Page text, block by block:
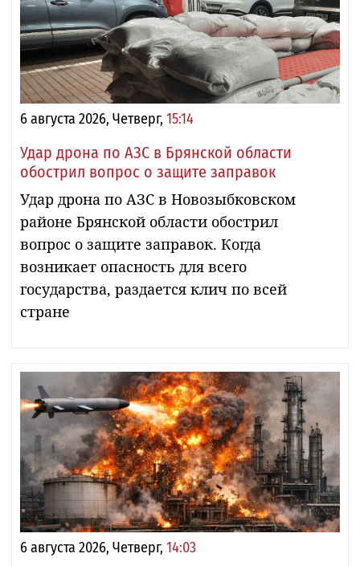
6 августа 2026, Четверг, 15:14
Удар дрона по АЗС в Брянской области
обострил вопрос о защите заправок
Удар дрона по АЗС в Новозыбковском
районе Брянской области обострил
вопрос о защите заправок. Когда
возникает опасность для всего
государства, раздается клич по всей
стране
6 августа 2026, Четверг, 14:03